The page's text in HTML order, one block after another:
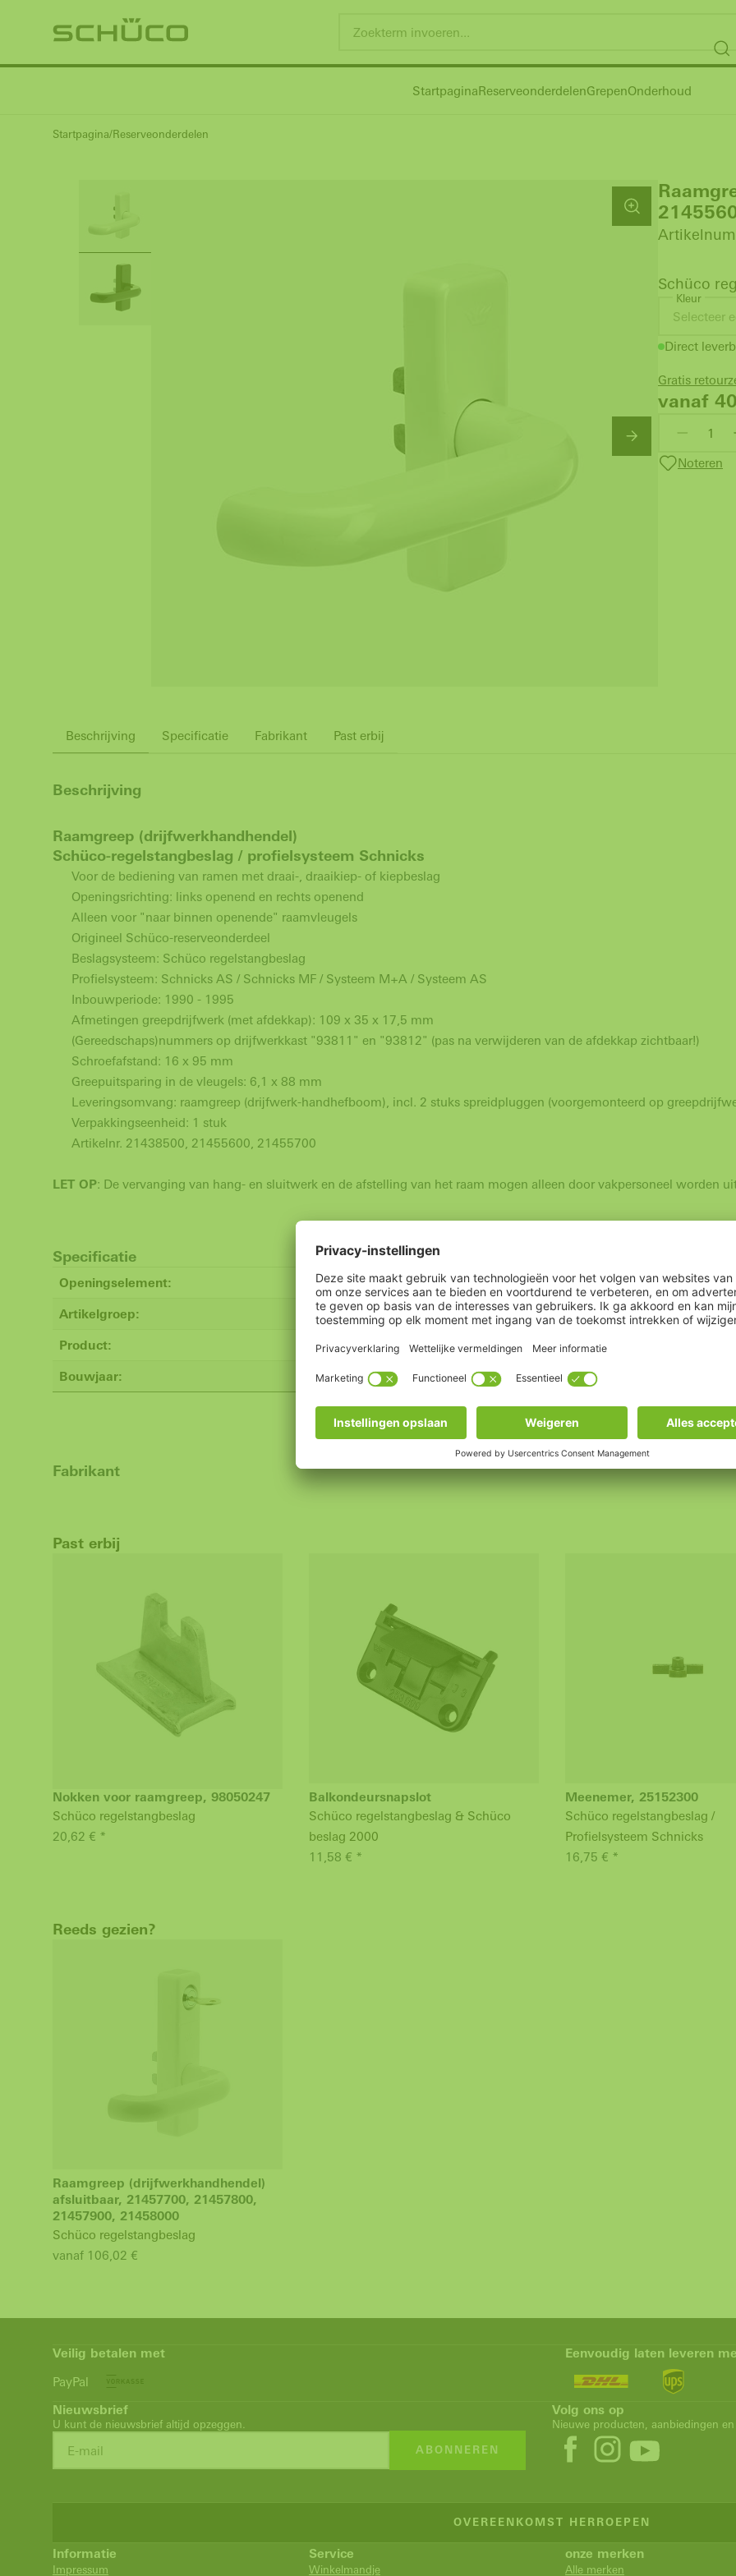
StartpaginaReserveonderdelenGrepenOnderhoud
Startpagina Reserveonderdelen
Schüco
Kleur
Selecteer
Direct
Gratis
vanaf
Noteren
Beschrijving Specificatie Fabrikant Past erbij
Beschrijving
Raamgreep (drijfwerkhandhendel)
Schüco-regelstangbeslag / profielsysteem Schnicks
Voor de bediening van ramen met draai-, draaikiep- of kiepbeslag
Openingsrichting: links openend en rechts openend
Alleen voor "naar binnen openende" raamvleugels
Origineel Schüco-reserveonderdeel
Beslagsysteem: Schüco regelstangbeslag
Profielsysteem: Schnicks AS / Schnicks MF / Systeem M+A / Systeem AS
Inbouwperiode: 1990 - 1995
Afmetingen greepdrijfwerk (met afdekkap): 109 x 35 x 17,5 mm
(Gereedschaps)nummers op drijfwerkkast "93811" en "93812" (pas na verwijderen van de afdekkap zichtbaar!)
Schroefafstand: 16 x 95 mm
Greepuitsparing in de vleugels: 6,1 x 88 mm
Leveringsomvang: raamgreep (drijfwerk-handhefboom), incl. 2 stuks spreidpluggen (voorgemonteerd op
Verpakkingseenheid: 1 stuk
Artikelnr. 21438500, 21455600, 21455700
LET OP: De vervanging van hang- en sluitwerk en de afstelling van het raam mogen alleen door vakpersoneel worden
Specificatie
Openingselement: Raam/balkondeur
Artikelgroep: Grepen
Product: Kunststof
Bouwjaar: 1989 tot 1994
Fabrikant
Past erbij
Nokken voor raamgreep, 98050247
Schüco regelstangbeslag
20,62 € *
Balkondeursnapslot
Schüco regelstangbeslag & Schüco
beslag 2000
11,58 € *
Meenemer, 25152300
Schüco regelstangbeslag /
Profielsysteem Schnicks
16,75 € *
Reeds gezien?
Raamgreep (drijfwerkhandhendel)
afsluitbaar, 21457700, 21457800,
21457900, 21458000
Schüco regelstangbeslag
vanaf 106,02 €
Veilig betalen met
PayPal
Eenvoudig laten leveren
Nieuwsbrief
U kunt de nieuwsbrief altijd opzeggen.
ABONNEREN
Volg ons op
Nieuwe producten, aanbiedingen
OVEREENKOMST HERROEPEN
Informatie
Impressum
Service
Winkelmandje
onze merken
Alle merken